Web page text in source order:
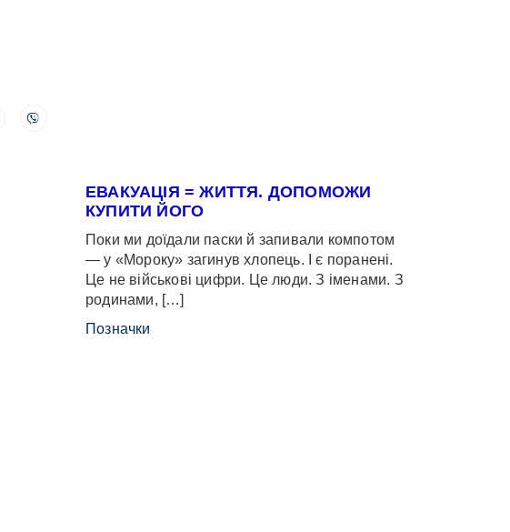
ЕВАКУАЦІЯ = ЖИТТЯ. ДОПОМОЖИ
КУПИТИ ЙОГО
Поки ми доїдали паски й запивали компотом
— у «Мороку» загинув хлопець. І є поранені.
Це не військові цифри. Це люди. З іменами. З
родинами, […]
Позначки